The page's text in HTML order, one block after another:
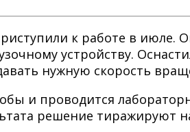
к работе в
устройству.
нужную скорость
и проводится
решение тиражируют